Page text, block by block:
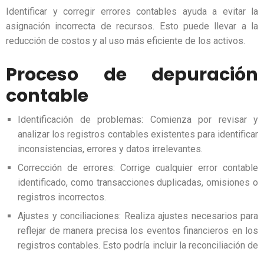
Identificar y corregir errores contables ayuda a evitar la
asignación incorrecta de recursos. Esto puede llevar a la
reducción de costos y al uso más eficiente de los activos.
Proceso de depuración
contable
Identificación de problemas: Comienza por revisar y
analizar los registros contables existentes para identificar
inconsistencias, errores y datos irrelevantes.
Corrección de errores: Corrige cualquier error contable
identificado, como transacciones duplicadas, omisiones o
registros incorrectos.
Ajustes y conciliaciones: Realiza ajustes necesarios para
reflejar de manera precisa los eventos financieros en los
registros contables. Esto podría incluir la reconciliación de